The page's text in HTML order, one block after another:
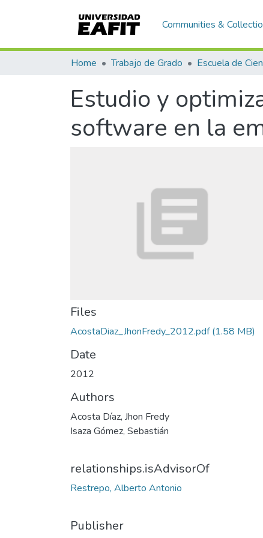
Communities &
Home Trabajo de Grado
Estudio y
software en la
Files
AcostaDiaz_JhonFredy_2012.pdf(1.58 MB)
Date
2012
Authors
Acosta Díaz, Jhon Fredy
Isaza Gómez, Sebastián
relationships.isAdvisorOf
Restrepo, Alberto Antonio
Publisher